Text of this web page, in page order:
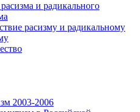
и радикального
расизму и радикальному
2003-2006